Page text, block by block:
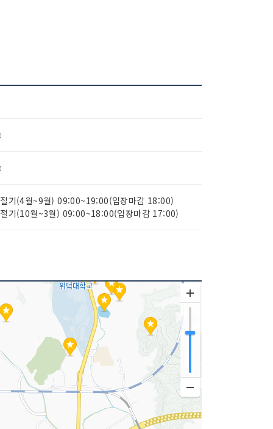
기(4월~9월) 09:00~19:00(입장마감 18:00)
기(10월~3월) 09:00~18:00(입장마감 17:00)